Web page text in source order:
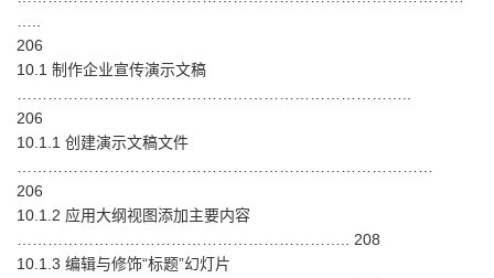
206
10.1 制作企业宣传演示文稿
206
10.1.1 创建演示文稿文件
206
10.1.2 应用大纲视图添加主要内容
……………………………………………………….. 208
10.1.3 编辑与修饰“标题”幻灯片